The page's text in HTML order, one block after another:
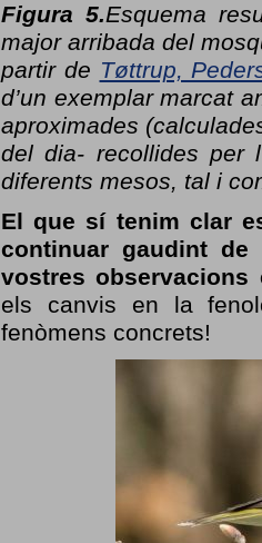
Figura 5.Esquema
major arribada del
partir de Tøttrup,
d’un exemplar marcat
aproximades
del dia- recollides per
diferents mesos, tal i
El que sí tenim clar
continuar gaudint
vostres
els canvis en la
fenòmens concrets!